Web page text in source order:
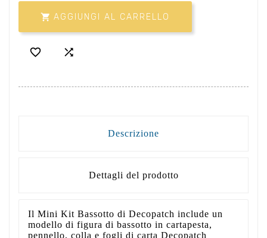
 AGGIUNGI AL CARRELLO
 
Descrizione
Dettagli del prodotto
Il Mini Kit Bassotto di Decopatch include un
modello di figura di bassotto in cartapesta,
pennello, colla e fogli di carta Decopatch